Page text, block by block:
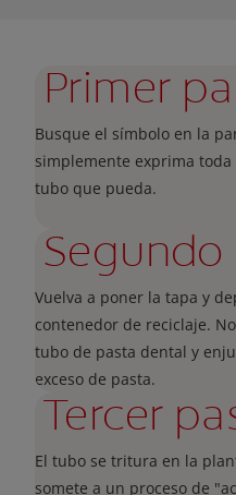
Primer
Busque el símbolo en la
simplemente exprima
tubo que pueda.
Segundo
Vuelva a poner la tapa y
contenedor de reciclaje.
tubo de pasta dental y
exceso de pasta.
Tercer
El tubo se tritura en la
somete a un proceso de